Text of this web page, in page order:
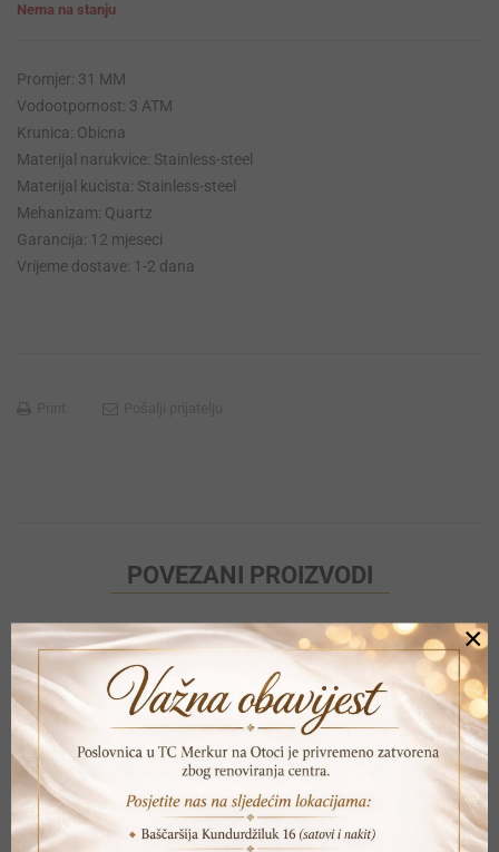
Nema na stanju
Promjer: 31 MM
Vodootpornost: 3 ATM
Krunica: Obicna
Materijal narukvice: Stainless-steel
Materijal kucista: Stainless-steel
Mehanizam: Quartz
Garancija: 12 mjeseci
Vrijeme dostave: 1-2 dana
POVEZANI PROIZVODI
×